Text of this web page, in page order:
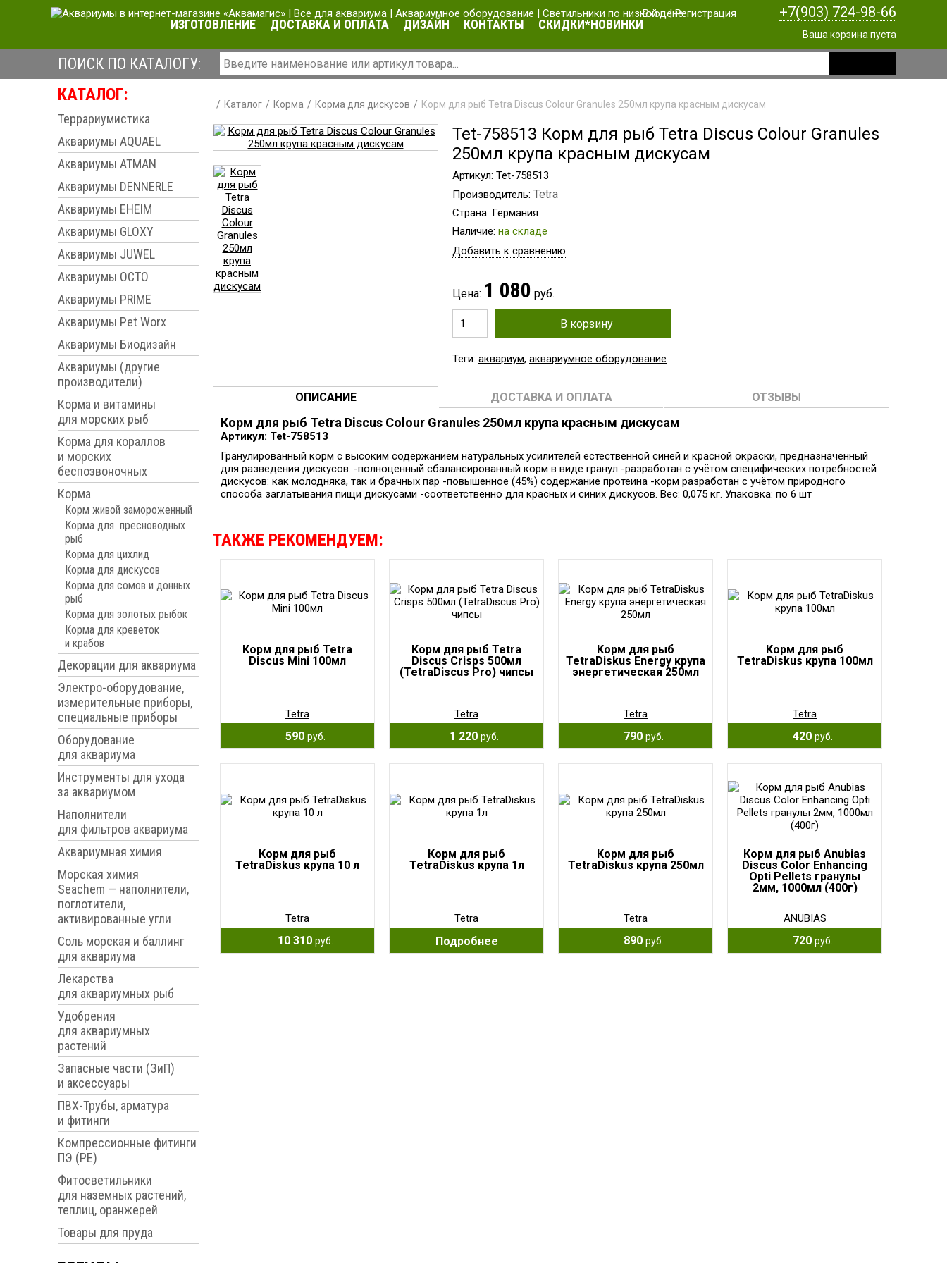
Вход|Регистрация +7(903) 724-98-66
Ваша корзина пуста
ИЗГОТОВЛЕНИЕ ДОСТАВКА И ОПЛАТА ДИЗАЙН КОНТАКТЫ СКИДКИ*НОВИНКИ
ПОИСК ПО КАТАЛОГУ:
КАТАЛОГ:
Террариумистика
Аквариумы AQUAEL
Аквариумы ATMAN
Аквариумы DENNERLE
Аквариумы EHEIM
Аквариумы GLOXY
Аквариумы JUWEL
Аквариумы OCTO
Аквариумы PRIME
Аквариумы Pet Worx
Аквариумы Биодизайн
Аквариумы (другие
производители)
Корма и витамины
для морских рыб
Корма для кораллов
и морских
беспозвоночных
Корма
Корм живой замороженный
Корма для пресноводных
рыб
Корма для цихлид
Корма для дискусов
Корма для сомов и донных
рыб
Корма для золотых рыбок
Корма для креветок
и крабов
Декорации для аквариума
Электро-оборудование,
измерительные приборы,
специальные приборы
Оборудование
для аквариума
Инструменты для ухода
за аквариумом
Наполнители
для фильтров аквариума
Аквариумная химия
Морская химия
Seachem — наполнители,
поглотители,
активированные угли
Соль морская и баллинг
для аквариума
Лекарства
для аквариумных рыб
Удобрения
для аквариумных
растений
Запасные части (ЗиП)
и аксессуары
ПВХ-Трубы, арматура
и фитинги
Компрессионные фитинги
ПЭ (PE)
Фитосветильники
для наземных растений,
теплиц, оранжерей
Товары для пруда
Каталог Корма Корма для дискусов Корм для рыб Tetra Discus Colour Granules 250мл крупа красным дискусам
Tet-758513 Корм для рыб Tetra Discus Colour Granules
250мл крупа красным дискусам
Артикул: Tet-758513
Производитель: Tetra
Страна: Германия
Наличие: на складе
Добавить к сравнению
Цена: 1 080 руб.
В корзину
Теги: аквариум, аквариумное оборудование
ОПИСАНИЕ ДОСТАВКА И ОПЛАТА ОТЗЫВЫ
Корм для рыб Tetra Discus Colour Granules 250мл крупа красным дискусам
Артикул: Tet-758513
Гранулированный корм с высоким содержанием натуральных усилителей естественной синей и красной окраски, предназначенный
для разведения дискусов. -полноценный сбалансированный корм в виде гранул -разработан с учётом специфических потребностей
дискусов: как молодняка, так и брачных пар -повышенное (45%) содержание протеина -корм разработан с учётом природного
способа заглатывания пищи дискусами -соответственно для красных и синих дискусов. Вес: 0,075 кг. Упаковка: по 6 шт
ТАКЖЕ РЕКОМЕНДУЕМ:
Корм для рыб Tetra
Discus Mini 100мл
Tetra
590 руб.
Корм для рыб Tetra
Discus Crisps 500мл
(TetraDiscus Pro) чипсы
Tetra
1 220 руб.
Корм для рыб
TetraDiskus Energy крупа
энергетическая 250мл
Tetra
790 руб.
Корм для рыб
TetraDiskus крупа 100мл
Tetra
420 руб.
Корм для рыб
TetraDiskus крупа 10 л
Tetra
10 310 руб.
Корм для рыб
TetraDiskus крупа 1л
Tetra
Подробнее
Корм для рыб
TetraDiskus крупа 250мл
Tetra
890 руб.
Корм для рыб Anubias
Discus Color Enhancing
Opti Pellets гранулы
2мм, 1000мл (400г)
ANUBIAS
720 руб.